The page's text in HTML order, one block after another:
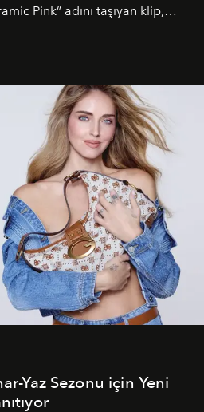
Pink” adını taşıyan klip,
çıkıyor.
Yaz Sezonu için Yeni